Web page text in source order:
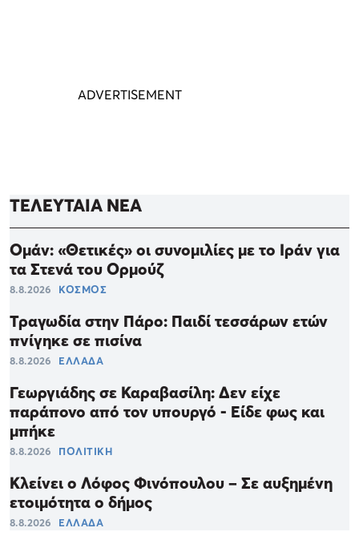
ΤΕΛΕΥΤΑΙΑ ΝΕΑ
Ομάν: «Θετικές» οι συνομιλίες με το Ιράν για
τα Στενά του Ορμούζ
8.8.2026 ΚΟΣΜΟΣ
Τραγωδία στην Πάρο: Παιδί τεσσάρων ετών
πνίγηκε σε πισίνα
8.8.2026 ΕΛΛΑΔΑ
Γεωργιάδης σε Καραβασίλη: Δεν είχε
παράπονο από τον υπουργό - Είδε φως και
μπήκε
8.8.2026 ΠΟΛΙΤΙΚΗ
Κλείνει ο Λόφος Φινόπουλου – Σε αυξημένη
ετοιμότητα ο δήμος
8.8.2026 ΕΛΛΑΔΑ